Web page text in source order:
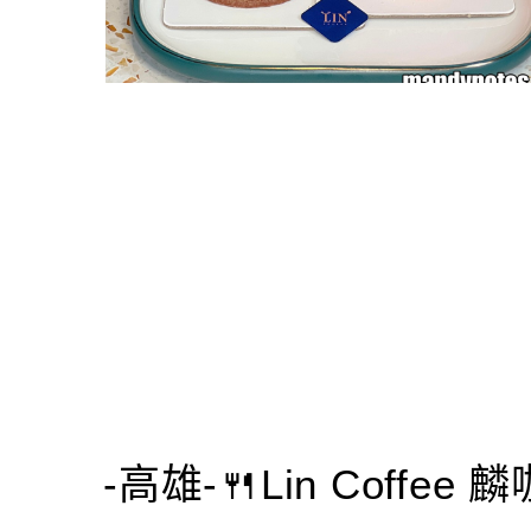
-高雄-🍴Lin Coffee 麟